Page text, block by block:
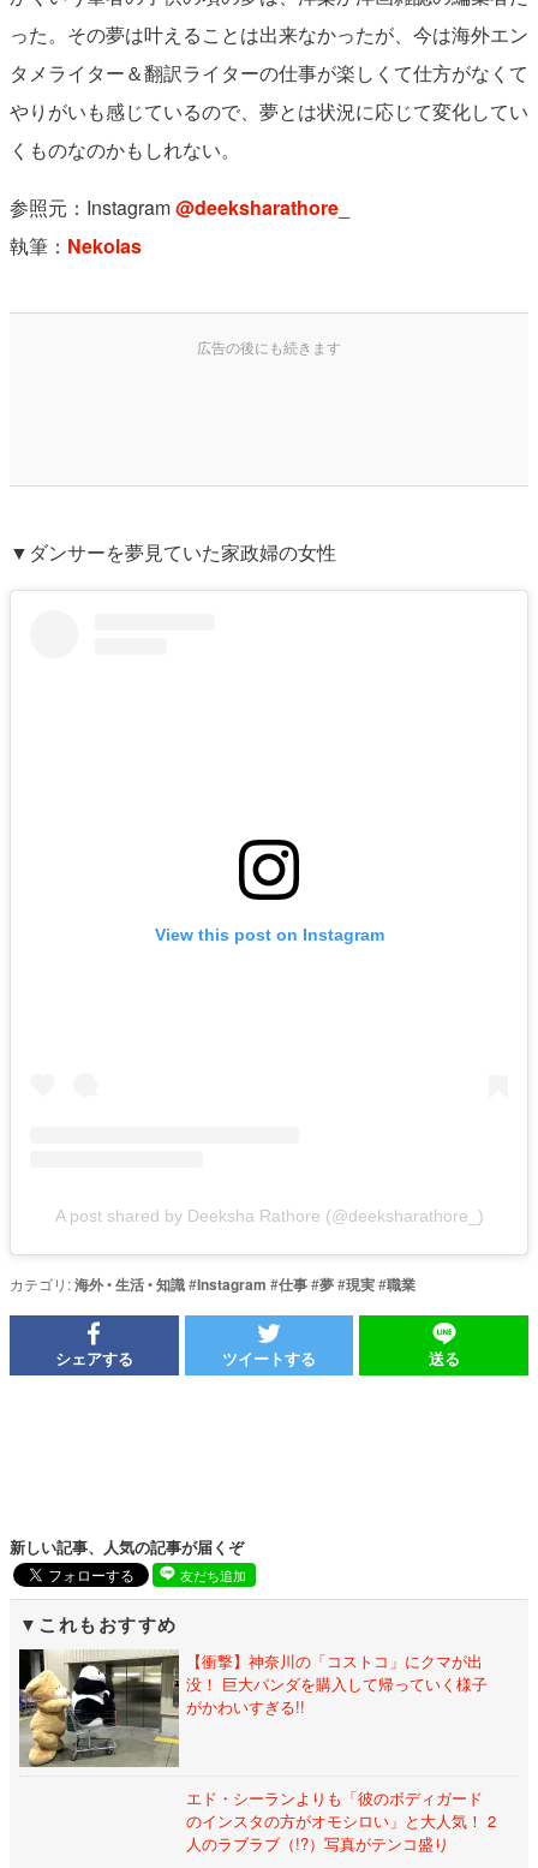
った。その夢は叶えることは出来なかったが、今は海外エン
タメライター＆翻訳ライターの仕事が楽しくて仕方がなくて
やりがいも感じているので、夢とは状況に応じて変化してい
くものなのかもしれない。
参照元：Instagram@deeksharathore_
執筆： Nekolas
▼ダンサーを夢見ていた家政婦の女性
View this post on Instagram
A post shared by Deeksha Rathore (@deeksharathore_)
カテゴリ:海外•生活•知識#Instagram #仕事#夢#現実#職業
シェアする ツイートする 送る
新しい記事、人気の記事が届くぞ
友だち追加
これもおすすめ
【衝撃】神奈川の「コストコ」にクマが出
没！ 巨大パンダを購入して帰っていく様子
がかわいすぎる!!
エド・シーランよりも「彼のボディガード
のインスタの方がオモシロい」と大人気！ 2
人のラブラブ（!?）写真がテンコ盛り